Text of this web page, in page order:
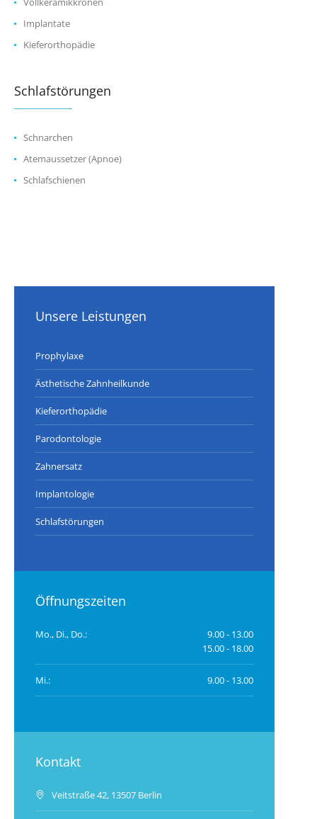
Implantate
Kieferorthopädie
Schlafstörungen
Schnarchen
Atemaussetzer (Apnoe)
Schlafschienen
Unsere Leistungen
Prophylaxe
Ästhetische Zahnheilkunde
Kieferorthopädie
Parodontologie
Zahnersatz
Implantologie
Schlafstörungen
Öffnungszeiten
Mo., Di., Do.:
9.00 - 13.00
15.00 - 18.00
Mi.: 9.00 - 13.00
Kontakt
Veitstraße 42, 13507 Berlin